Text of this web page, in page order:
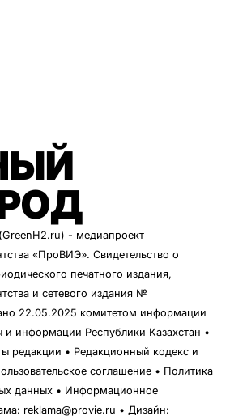
- медиапроект
«ПроВИЭ». Свидетельство о
печатного издания,
и сетевого издания №
22.05.2025 комитетом информации
и информации Республики Казахстан •
редакции • Редакционный кодекс и
соглашение • Политика
данных • Информационное
reklama@provie.ru • Дизайн: